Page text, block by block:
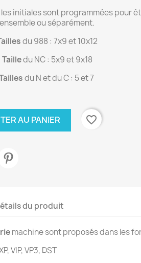
initiales sont programmées pour
ensemble ou séparément.
du 988 : 7x9 et 10x12
Tailledu NC : 5x9 et 9x18
du N et du C : 5 et 7
AU PANIER favorite_border
du produit
machine sont proposés dans les
VIP, VP3, DST